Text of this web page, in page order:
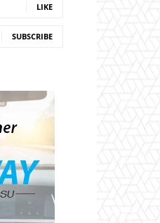
LIKE
SUBSCRIBE